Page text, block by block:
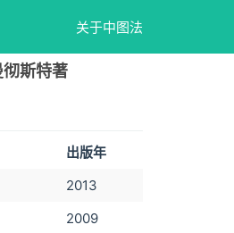
关于中图法
斯特著
出版年
2013
2009